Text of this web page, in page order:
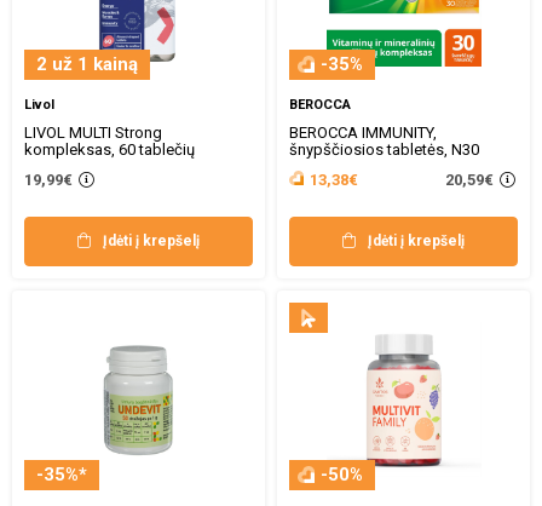
2 už 1 kainą
Livol
LIVOL MULTI Strong
kompleksas, 60 tablečių
19,99€
Įdėti į krepšelį
-35%
BEROCCA
BEROCCA IMMUNITY,
šnypščiosios tabletės, N30
13,38€
20,59€
Įdėti į krepšelį
-35%* -50%